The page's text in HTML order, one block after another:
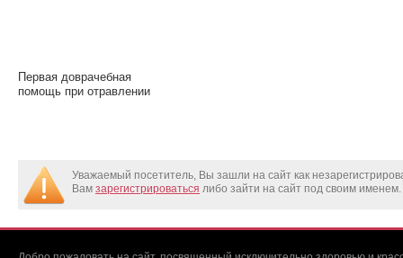
Первая доврачебная
помощь при отравлении
Уважаемый посетитель, Вы зашли на сайт как
Вам зарегистрироваться либо зайти на сайт под своим именем.